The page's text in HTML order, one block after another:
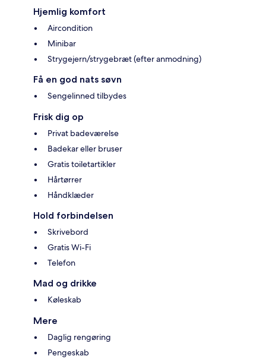
Hjemlig komfort
Aircondition
Minibar
Strygejern/strygebræt (efter anmodning)
Få en god nats søvn
Sengelinned tilbydes
Frisk dig op
Privat badeværelse
Badekar eller bruser
Gratis toiletartikler
Hårtørrer
Håndklæder
Hold forbindelsen
Skrivebord
Gratis Wi-Fi
Telefon
Mad og drikke
Køleskab
Mere
Daglig rengøring
Pengeskab